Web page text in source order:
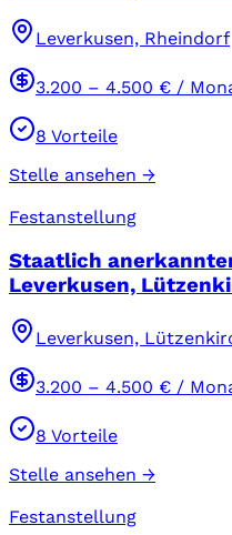
Leverkusen, Rheindorf
3.200 – 4.500 € /
8 Vorteile
Stelle ansehen →
Festanstellung
Staatlich
Leverkusen,
Leverkusen,
3.200 – 4.500 € /
8 Vorteile
Stelle ansehen →
Festanstellung